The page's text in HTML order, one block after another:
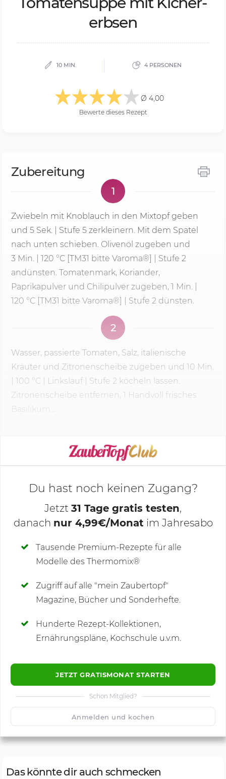
erb­sen
10 MIN. 4 PERSONEN
Ø 4,00
Bewerte dieses Rezept
Zubereitung
1
Zwiebeln mit Knoblauch in den Mixtopf geben
und 5 Sek. Stufe 5 zerkleinern. Mit dem Spatel
nach unten schieben. Olivenöl zugeben und
3 Min.
120 °C [TM31 bitte Varoma®] | Stufe 2
andünsten. Tomatenmark, Koriander,
Paprikapulver und Chilipulver zugeben, 1 Min. |
120 °C [TM31 bitte Varoma®] | Stufe 2 dünsten.
2
Wasser, passierte Tomaten, Salz, italienische
Kräuter und Zitronenscheibe zugeben und 10 Min.
100 °C | Linkslauf | Stufe 2 köcheln lassen.
Zitronenscheibe entfernen, 1 Handvoll frisches
Basilikum...
KOCHMODUS STARTEN
Deine Notizen
Du hast noch keinen Zugang?
Jetzt 31 Tage gratis testen,
danach nur 4,99€/Monat im Jahresabo
Tausende Premium-Rezepte für alle
Modelle des Thermomix®
Zugriff auf alle "mein Zaubertopf"
Magazine, Bücher und Sonderhefte.
Hunderte Rezept-Kollektionen,
Ernährungspläne, Kochschule u.v.m.
JETZT GRATISMONAT STARTEN
Schon Mitglied?
Anmelden und kochen
Kommentare
🙂 Speichern
Das könnte dir auch schmecken